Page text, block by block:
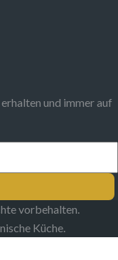
und immer auf
vorbehalten.
Küche.